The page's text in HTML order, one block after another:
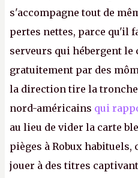
s'accompagne tout de
pertes nettes, parce qu'il
serveurs qui hébergent le
gratuitement par des
la direction tire la
nord-américains qui
au lieu de vider la carte
pièges à Robux
jouer à des titres